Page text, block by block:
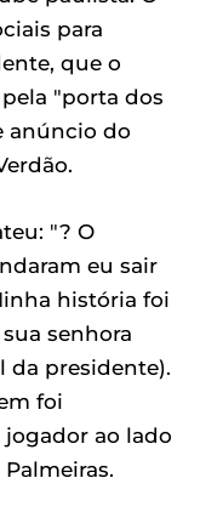
para
que o
"porta dos
anúncio do
"? O
eu sair
história foi
senhora
da presidente).
foi
ao lado